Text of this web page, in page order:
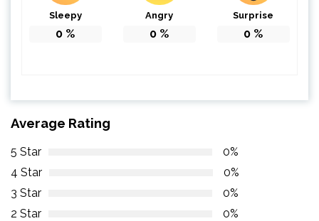
Sleepy
0 %
Angry
0 %
Surprise
0 %
Average Rating
5 Star
0%
4 Star
0%
3 Star
0%
2 Star
0%